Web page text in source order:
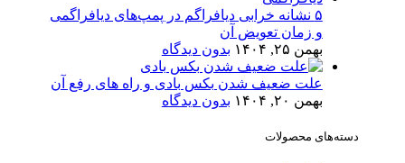
۵ نشانه خرابی دیافراگم در پمپ‌های دیافراگمی
و زمان تعویض آن
بهمن ۲۵, ۱۴۰۴
بدون دیدگاه
علت ضعیف شدن بکس بادی و راه های رفع آن
بهمن ۲۰, ۱۴۰۴
بدون دیدگاه
دسته‌های محصولات